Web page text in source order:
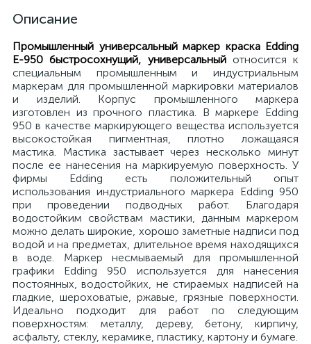
Описание
Промышленный универсальный маркер краска Edding
E-950 быстросохнущий, универсальныйотносится к
специальным промышленным и индустриальным
маркерам для промышленной маркировки материалов
и изделий. Корпус промышленного маркера
изготовлен из прочного пластика. В маркере Edding
950 в качестве маркирующего вещества используется
высокостойкая пигментная, плотно ложащаяся
мастика. Мастика застывает через несколько минут
после ее нанесения на маркируемую поверхность. У
фирмы Edding есть положительный опыт
использования индустриального маркера Edding 950
при проведении подводных работ. Благодаря
водостойким свойствам мастики, данным маркером
можно делать широкие, хорошо заметные надписи под
водой и на предметах, длительное время находящихся
в воде. Маркер несмываемый для промышленной
графики Edding 950 используется для нанесения
постоянных, водостойких, не стираемых надписей на
гладкие, шероховатые, ржавые, грязные поверхности.
Идеально подходит для работ по следующим
поверхностям: металлу, дереву, бетону, кирпичу,
асфальту, стеклу, керамике, пластику, картону и бумаге.